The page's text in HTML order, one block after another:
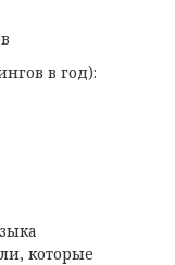
в год):
которые